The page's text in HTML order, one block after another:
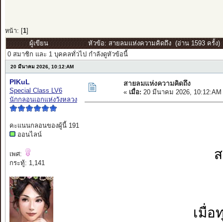
หน้า: [ 1]
ผู้เขียน
หัวข้อ: สายลมแห่งความคิดถึง (อ่าน 1593 ครั้ง)
0 สมาชิก และ 1 บุคคลทั่วไป กำลังดูหัวข้อนี้
20 มีนาคม 2026, 10:12:AM
PIKuL
Special Class LV6
นักกลอนเอกแห่งวังหลวง
คะแนนกลอนของผู้นี้ 191
ออนไลน์
เพศ:
กระทู้: 1,141
สายลมแห่งความคิดถึง
« เมื่อ: 20 มีนาคม 2026, 10:12:AM
เมื่อ